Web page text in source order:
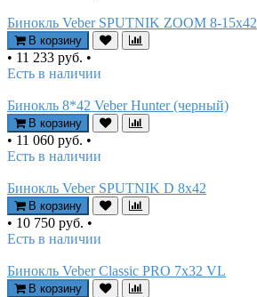
Бинокль Veber SPUTNIK ZOOM 8-15х42
В корзину
• 11 233 руб. •
Есть в наличии
Бинокль 8*42 Veber Hunter (черный)
В корзину
• 11 060 руб. •
Есть в наличии
Бинокль Veber SPUTNIK D 8х42
В корзину
• 10 750 руб. •
Есть в наличии
Бинокль Veber Classic PRO 7x32 VL
В корзину